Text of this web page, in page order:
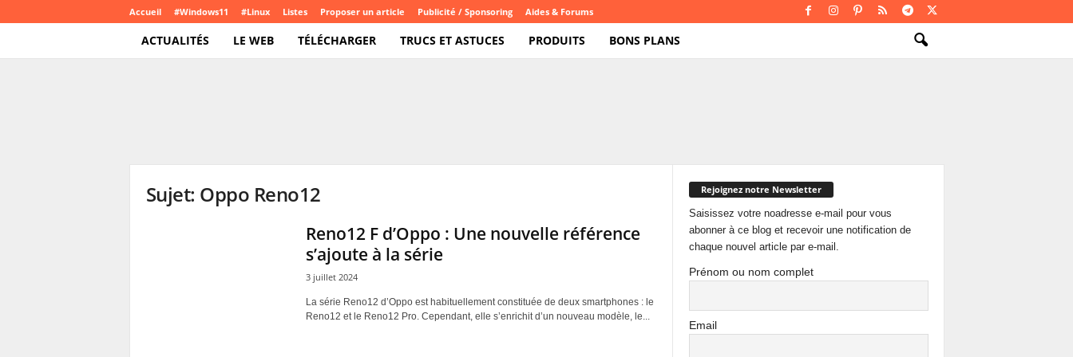
Accueil #Windows11 #Linux Listes Proposer un article Publicité / Sponsoring Aides & Forums
ACTUALITÉS LE WEB TÉLÉCHARGER TRUCS ET ASTUCES PRODUITS BONS PLANS
Sujet: Oppo Reno12
Reno12 F d’Oppo : Une nouvelle référence
s’ajoute à la série
3 juillet 2024
La série Reno12 d’Oppo est habituellement constituée de deux smartphones : le
Reno12 et le Reno12 Pro. Cependant, elle s’enrichit d’un nouveau modèle, le...
Rejoignez notre Newsletter
Saisissez votre noadresse e-mail pour vous
abonner à ce blog et recevoir une notification de
chaque nouvel article par e-mail.
Prénom ou nom complet
Email